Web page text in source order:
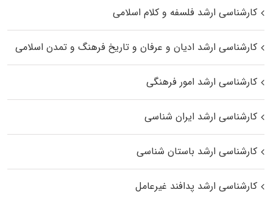
کارشناسی ارشد فلسفه و کلام اسلامی
کارشناسی ارشد ادیان و عرفان و تاریخ فرهنگ و تمدن اسلامی
کارشناسی ارشد امور فرهنگی
کارشناسی ارشد ایران شناسی
کارشناسی ارشد باستان شناسی
کارشناسی ارشد پدافند غیرعامل